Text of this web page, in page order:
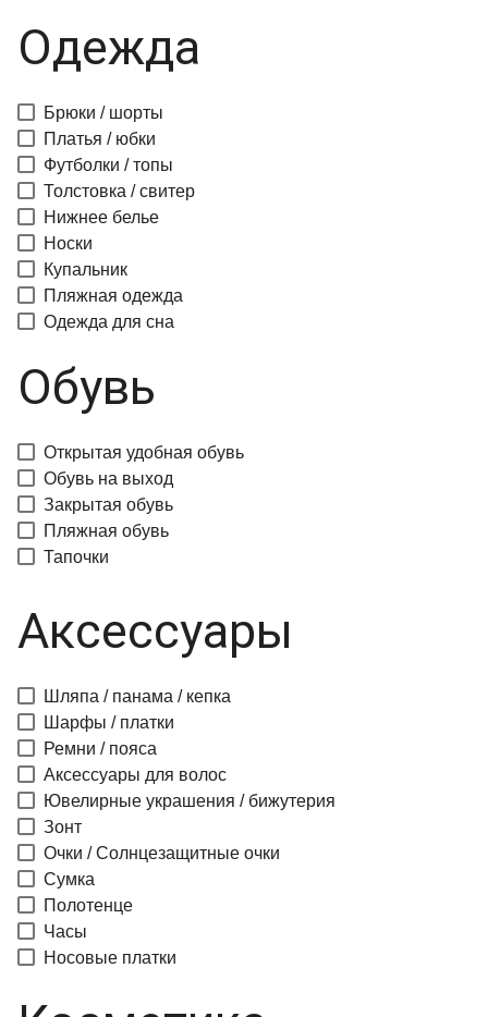
Одежда
Брюки / шорты
Платья / юбки
Футболки / топы
Толстовка / свитер
Нижнее белье
Носки
Купальник
Пляжная одежда
Одежда для сна
Обувь
Открытая удобная обувь
Обувь на выход
Закрытая обувь
Пляжная обувь
Тапочки
Аксессуары
Шляпа / панама / кепка
Шарфы / платки
Ремни / пояса
Аксессуары для волос
Ювелирные украшения / бижутерия
Зонт
Очки / Солнцезащитные очки
Сумка
Полотенце
Часы
Носовые платки